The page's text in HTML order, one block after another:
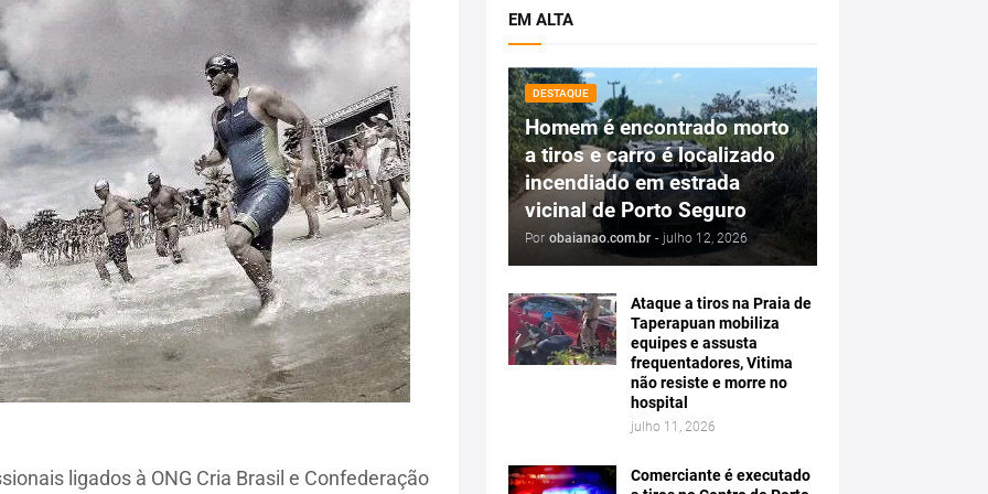
ligados à ONG Cria Brasil e Confederação
EM ALTA
DESTAQUE
Homem é encontrado morto
a tiros e carro é localizado
incendiado em estrada
vicinal de Porto Seguro
Por obaianao.com.br - julho 12, 2026
Ataque a tiros na Praia de
Taperapuan mobiliza
equipes e assusta
frequentadores, Vitima
não resiste e morre no
hospital
julho 11, 2026
Comerciante é executado